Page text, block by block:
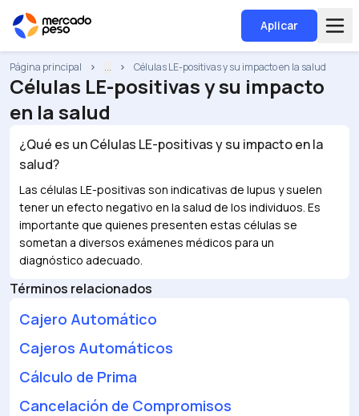
Aplicar
Página principal ... Células LE-positivas y su impacto en la salud
Células LE-positivas y su impacto
en la salud
¿Qué es unCélulas LE-positivas y su impacto en la
salud?
Las células LE-positivas son indicativas de lupus y suelen
tener un efecto negativo en la salud de los individuos. Es
importante que quienes presenten estas células se
sometan a diversos exámenes médicos para un
diagnóstico adecuado.
Términos relacionados
Cajero Automático
Cajeros Automáticos
Cálculo de Prima
Cancelación de Compromisos